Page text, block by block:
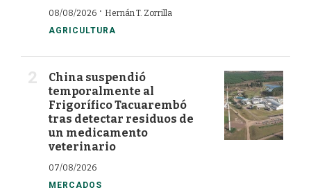
08/08/2026 · Hernán T. Zorrilla
AGRICULTURA
China suspendió
temporalmente al
Frigorífico Tacuarembó
tras detectar residuos de
un medicamento
veterinario
07/08/2026
MERCADOS